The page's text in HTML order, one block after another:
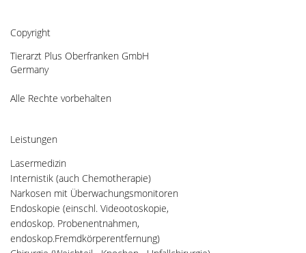
Copyright
Tierarzt Plus Oberfranken GmbH
Germany
Alle Rechte vorbehalten
Leistungen
Lasermedizin
Internistik (auch Chemotherapie)
Narkosen mit Überwachungsmonitoren
Endoskopie (einschl. Videootoskopie,
endoskop. Probenentnahmen,
endoskop.Fremdkörperentfernung)